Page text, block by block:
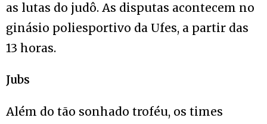
as lutas do judô. As disputas acontecem no
ginásio poliesportivo da Ufes, a partir das
13 horas.
Jubs
Além do tão sonhado troféu, os times